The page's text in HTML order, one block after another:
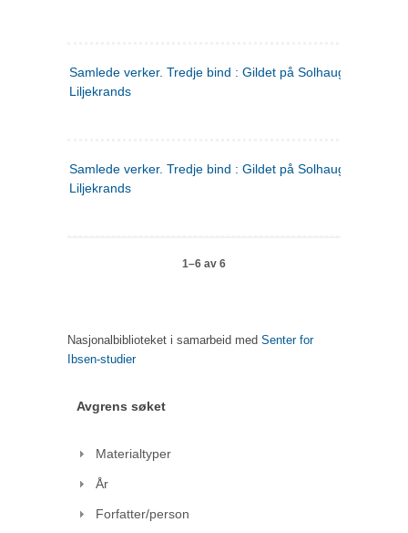
Samlede verker. Tredje bind : Gildet på Solhaug ; Olaf
Liljekrands
Samlede verker. Tredje bind : Gildet på Solhaug ; Olaf
Liljekrands
1–6 av 6
Nasjonalbiblioteket i samarbeid med Senter for
Ibsen-studier
Avgrens søket
Materialtyper
År
Forfatter/person